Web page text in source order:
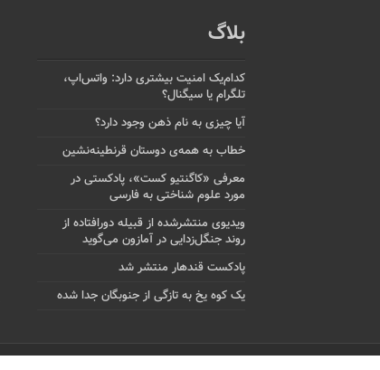
بلاگ
کدام‌یک امنیت بیشتری دارد: واتس‌اپ،
تلگرام یا سیگنال؟
آیا چیزی به نام ذهن وجود دارد؟
خطاب به همه‌ی دوستان قرنطینه‌نشین
معرفی «کاگنتیو کست»، پادکستی در
مورد علوم شناختی به فارسی
ویدیوی منتشرشده از قبیله دورافتاده‌ از
روند جنگل‌زدایی در آمازون می‌گوید
پادکست قندهار منتشر شد
یک کوه یخ به تازگی از جنوبگان جدا شده